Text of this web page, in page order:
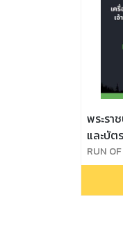
พระร
และบัต
กรุงเท
๒๕๓๐
RUN